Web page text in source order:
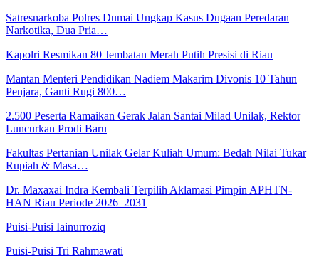
Satresnarkoba Polres Dumai Ungkap Kasus Dugaan Peredaran
Narkotika, Dua Pria…
Kapolri Resmikan 80 Jembatan Merah Putih Presisi di Riau
Mantan Menteri Pendidikan Nadiem Makarim Divonis 10 Tahun
Penjara, Ganti Rugi 800…
2.500 Peserta Ramaikan Gerak Jalan Santai Milad Unilak, Rektor
Luncurkan Prodi Baru
Fakultas Pertanian Unilak Gelar Kuliah Umum: Bedah Nilai Tukar
Rupiah & Masa…
Dr. Maxaxai Indra Kembali Terpilih Aklamasi Pimpin APHTN-
HAN Riau Periode 2026–2031
Puisi-Puisi Iainurroziq
Puisi-Puisi Tri Rahmawati